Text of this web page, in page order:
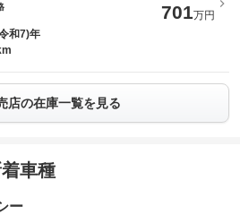
701万円
和7)年
店の在庫一覧を見る
車種
ー